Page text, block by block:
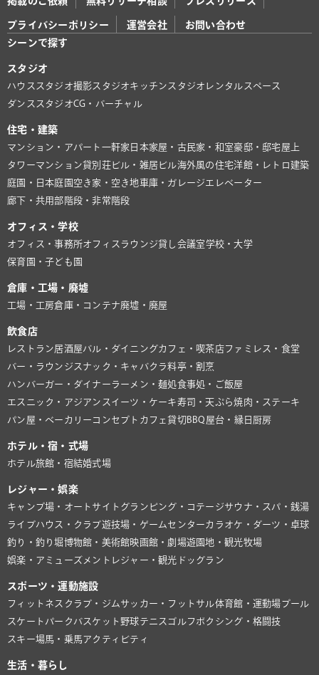
プライバシーポリシー 運営会社
お問い合わせ
シーンで探す
スタジオ
ハウススタジオ撮影スタジオキッチンスタジオ レンタルスペース
ダンススタジオCG・バーチャル
住宅・建築
マンション・アパート 一軒家 日本家屋・古民家・和室豪邸・邸宅屋上
タワーマンション貸別荘ビル・雑居ビル海外風の住宅洋館・レトロ建築
庭園・日本庭園 空き家・空き地 車庫・ガレージ エレベーター
廊下・共用部 階段・非常階段
オフィス・学校
オフィス・事務所オフィスラウンジ貸し会議室学校・大学
保育園・子ども園
倉庫・工場・廃墟
工場・工房倉庫・コンテナ廃墟・廃屋
飲食店
レストラン居酒屋バル・ダイニングカフェ・喫茶店ファミレス・食堂
バー・ラウンジ スナック・キャバクラ料亭・割烹
ハンバーガー・ダイナーラーメン・麺処食事処・ご飯屋
エスニック・アジアン スイーツ・ケーキ寿司・天ぷら焼肉・ステーキ
パン屋・ベーカリー コンセプトカフェ貸切BBQ 屋台・縁日 厨房
ホテル・宿・式場
ホテル旅館・宿結婚式場
レジャー・娯楽
キャンプ場・オートサイト グランピング・コテージサウナ・スパ・銭湯
ライブハウス・クラブ遊技場・ゲームセンターカラオケ・ダーツ・卓球
釣り・釣り堀博物館・美術館映画館・劇場遊園地・観光牧場
娯楽・アミューズメント レジャー・観光 ドッグラン
スポーツ・運動施設
フィットネスクラブ・ジム サッカー・フットサル体育館・運動場プール
スケートパーク バスケット 野球テニス ゴルフ ボクシング・格闘技
スキー場馬・乗馬アクティビティ
生活・暮らし